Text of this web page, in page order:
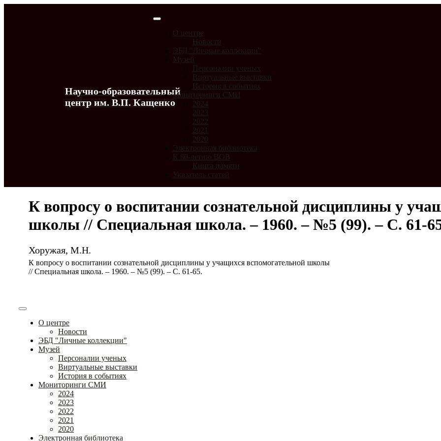
Научно-образовательный
центр им. В.П. Кащенко
О центре
Новости
ЭБД "Личные коллекции"
Музей
Персоналии ученых
Виртуальные выставки
История в событиях
Мониторинги СМИ
2024
2023
2022
2021
2020
Электронная библиотека
К 80-летию ВОВ
Книга памяти
Указатель статей
К вопросу о воспитании сознательной дисциплины у
школы // Специальная школа. – 1960. – №5 (99). – С. 61-
Хоружая, М.Н.
К вопросу о воспитании сознательной дисциплины у учащихся вспомогательной школы
// Специальная школа. – 1960. – №5 (99). – С. 61-65.
О центре
Новости
ЭБД "Личные коллекции"
Музей
Персоналии ученых
Виртуальные выставки
История в событиях
Мониторинги СМИ
2024
2023
2022
2021
2020
Электронная библиотека